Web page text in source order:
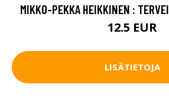
MIKKO-PEKKA HEIKKINEN :
12.5 EUR
LISÄTIETOJA